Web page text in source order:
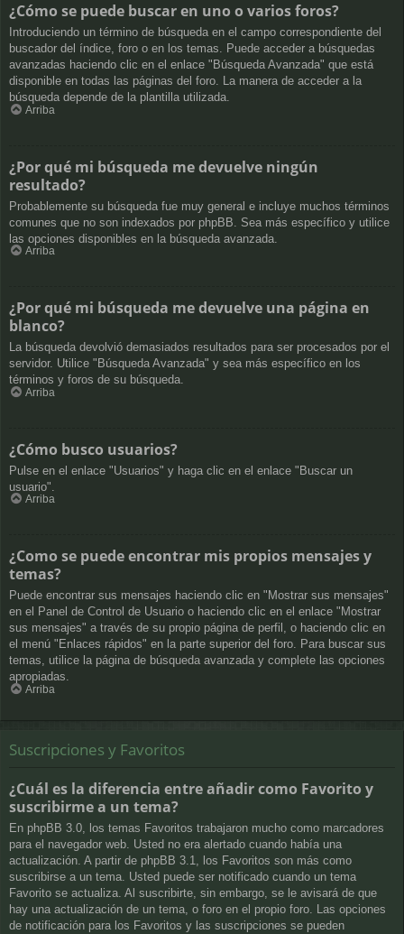
¿Cómo se puede buscar en uno o varios foros?
Introduciendo un término de búsqueda en el campo correspondiente del
buscador del índice, foro o en los temas. Puede acceder a búsquedas
avanzadas haciendo clic en el enlace "Búsqueda Avanzada" que está
disponible en todas las páginas del foro. La manera de acceder a la
búsqueda depende de la plantilla utilizada.
Arriba
¿Por qué mi búsqueda me devuelve ningún
resultado?
Probablemente su búsqueda fue muy general e incluye muchos términos
comunes que no son indexados por phpBB. Sea más específico y utilice
las opciones disponibles en la búsqueda avanzada.
Arriba
¿Por qué mi búsqueda me devuelve una página en
blanco?
La búsqueda devolvió demasiados resultados para ser procesados por el
servidor. Utilice "Búsqueda Avanzada" y sea más específico en los
términos y foros de su búsqueda.
Arriba
¿Cómo busco usuarios?
Pulse en el enlace "Usuarios" y haga clic en el enlace "Buscar un
usuario".
Arriba
¿Como se puede encontrar mis propios mensajes y
temas?
Puede encontrar sus mensajes haciendo clic en "Mostrar sus mensajes"
en el Panel de Control de Usuario o haciendo clic en el enlace "Mostrar
sus mensajes" a través de su propio página de perfil, o haciendo clic en
el menú "Enlaces rápidos" en la parte superior del foro. Para buscar sus
temas, utilice la página de búsqueda avanzada y complete las opciones
apropiadas.
Arriba
Suscripciones y Favoritos
¿Cuál es la diferencia entre añadir como Favorito y
suscribirme a un tema?
En phpBB 3.0, los temas Favoritos trabajaron mucho como marcadores
para el navegador web. Usted no era alertado cuando había una
actualización. A partir de phpBB 3.1, los Favoritos son más como
suscribirse a un tema. Usted puede ser notificado cuando un tema
Favorito se actualiza. Al suscribirte, sin embargo, se le avisará de que
hay una actualización de un tema, o foro en el propio foro. Las opciones
de notificación para los Favoritos y las suscripciones se pueden